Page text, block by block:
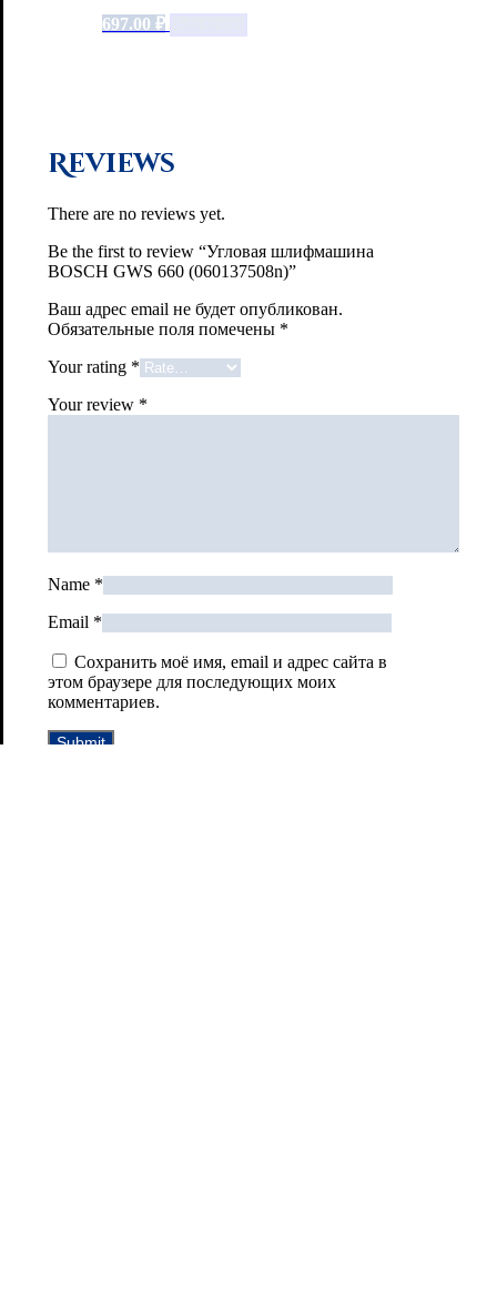
697.00 ₽
Reviews
There are no reviews yet.
Be the first to review “Угловая шлифмашина
BOSCH GWS 660 (060137508n)”
Ваш адрес email не будет опубликован.
Обязательные поля помечены *
Your rating *
Your review *
Name *
Email *
Сохранить моё имя, email и адрес сайта в
этом браузере для последующих моих
комментариев.